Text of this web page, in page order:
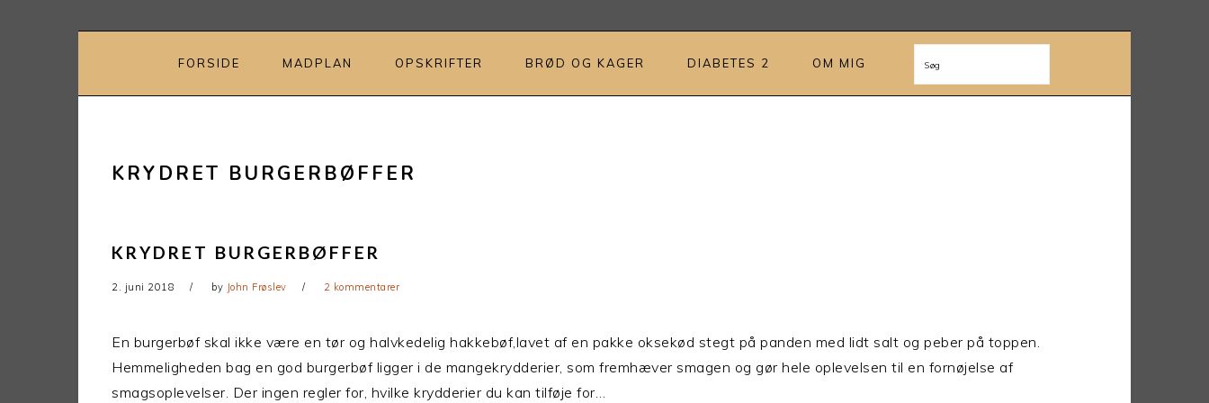
FORSIDE MADPLAN OPSKRIFTER BRØD OG KAGER DIABETES 2 OM MIG Søg
KRYDRET BURGERBØFFER
KRYDRET BURGERBØFFER
2. juni 2018 by John Frøslev 2 kommentarer
En burgerbøf skal ikke være en tør og halvkedelig hakkebøf,lavet af en pakke oksekød stegt på panden med lidt salt og peber på toppen.
Hemmeligheden bag en god burgerbøf ligger i de mangekrydderier, som fremhæver smagen og gør hele oplevelsen til en fornøjelse af
smagsoplevelser. Der ingen regler for, hvilke krydderier du kan tilføje for…